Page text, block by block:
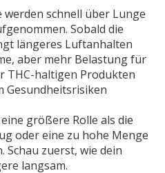
werden schnell über Lunge
Sobald die
längeres Luftanhalten
aber mehr Belastung für
THC-haltigen Produkten
Gesundheitsrisiken
größere Rolle als die
oder eine zu hohe Menge
Schau zuerst, wie dein
langsam.